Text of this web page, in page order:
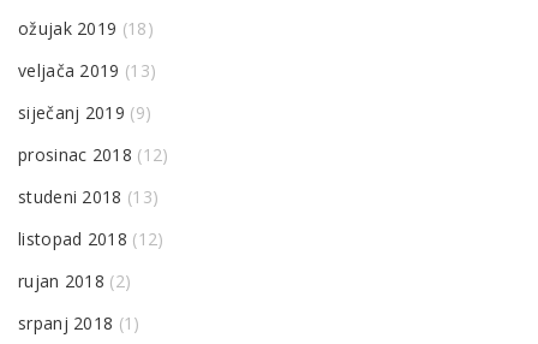
ožujak 2019 (18)
veljača 2019 (13)
siječanj 2019 (9)
prosinac 2018 (12)
studeni 2018 (13)
listopad 2018 (12)
rujan 2018 (2)
srpanj 2018 (1)